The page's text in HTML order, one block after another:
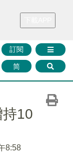
財華證券 媒體矩陣
訂閱
简
10
8:58